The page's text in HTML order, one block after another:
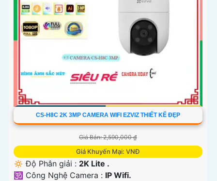
CS-H8C 2K 3MP CAMERA WIFI EZVIZ THIẾT KẾ ĐẸP
Giá Bán: 2,590,000 ₫
Giá Khuyến Mại: VNĐ
🔅 Độ Phân giải : 2K Lite .
🕉️ Công Nghệ Camera : IP Wifi.